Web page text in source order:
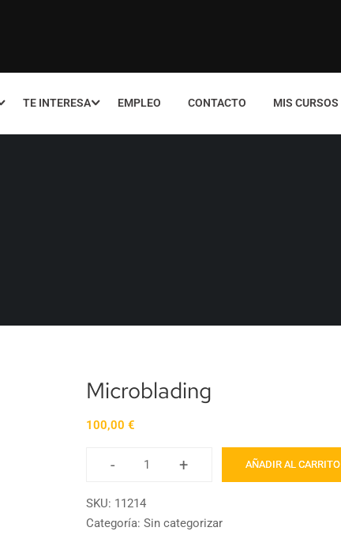
TE INTERESA EMPLEO CONTACTO MIS CURSOS
Microblading
100,00 €
- + AÑADIR AL CARRITO
SKU: 11214
Categoría: Sin categorizar